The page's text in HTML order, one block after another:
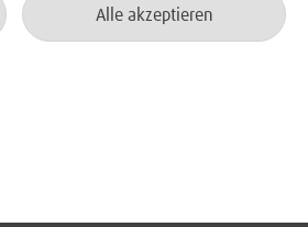
Alle akzeptieren
Beruf und Privatleben in Einklang
zu bringen, etwa durch mobiles